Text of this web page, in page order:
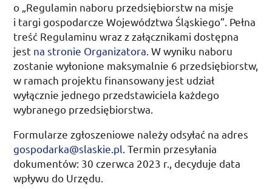
o „Regulamin naboru przedsiębiorstw na misje
i targi gospodarcze Województwa Śląskiego”. Pełna
treść Regulaminu wraz z załącznikami dostępna
jest na stronie Organizatora . W wyniku naboru
zostanie wyłonione maksymalnie 6 przedsiębiorstw,
w ramach projektu finansowany jest udział
wyłącznie jednego przedstawiciela każdego
wybranego przedsiębiorstwa.
Formularze zgłoszeniowe należy odsyłać na adres
gospodarka@slaskie.pl . Termin przesyłania
dokumentów: 30 czerwca 2023 r. , decyduje data
wpływu do Urzędu.